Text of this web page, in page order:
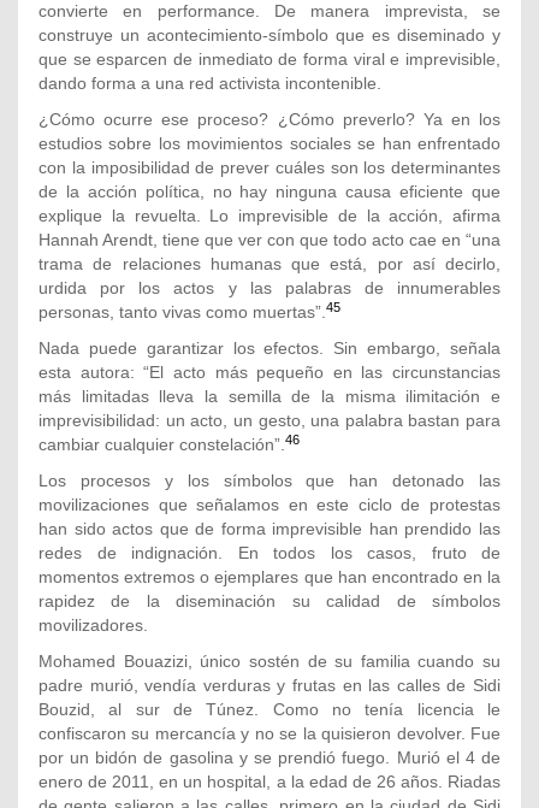
convierte en performance. De manera imprevista, se
construye un acontecimiento-símbolo que es diseminado y
que se esparcen de inmediato de forma viral e imprevisible,
dando forma a una red activista incontenible.
¿Cómo ocurre ese proceso? ¿Cómo preverlo? Ya en los
estudios sobre los movimientos sociales se han enfrentado
con la imposibilidad de prever cuáles son los determinantes
de la acción política, no hay ninguna causa eficiente que
explique la revuelta. Lo imprevisible de la acción, afirma
Hannah Arendt, tiene que ver con que todo acto cae en “una
trama de relaciones humanas que está, por así decirlo,
urdida por los actos y las palabras de innumerables
personas, tanto vivas como muertas”.45
Nada puede garantizar los efectos. Sin embargo, señala
esta autora: “El acto más pequeño en las circunstancias
más limitadas lleva la semilla de la misma ilimitación e
imprevisibilidad: un acto, un gesto, una palabra bastan para
cambiar cualquier constelación”.46
Los procesos y los símbolos que han detonado las
movilizaciones que señalamos en este ciclo de protestas
han sido actos que de forma imprevisible han prendido las
redes de indignación. En todos los casos, fruto de
momentos extremos o ejemplares que han encontrado en la
rapidez de la diseminación su calidad de símbolos
movilizadores.
Mohamed Bouazizi, único sostén de su familia cuando su
padre murió, vendía verduras y frutas en las calles de Sidi
Bouzid, al sur de Túnez. Como no tenía licencia le
confiscaron su mercancía y no se la quisieron devolver. Fue
por un bidón de gasolina y se prendió fuego. Murió el 4 de
enero de 2011, en un hospital, a la edad de 26 años. Riadas